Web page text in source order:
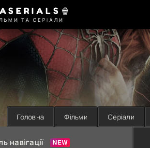
ТА СЕРІАЛИ
Головна Фільми Серіали
навігації